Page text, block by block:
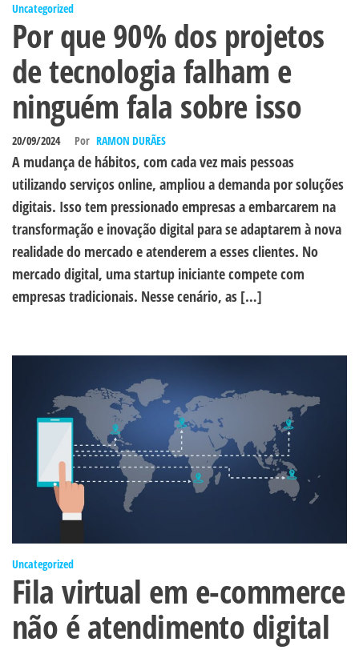
Uncategorized
Por que 90% dos projetos
de tecnologia falham e
ninguém fala sobre isso
20/09/2024 Por RAMON DURÃES
A mudança de hábitos, com cada vez mais pessoas
utilizando serviços online, ampliou a demanda por soluções
digitais. Isso tem pressionado empresas a embarcarem na
transformação e inovação digital para se adaptarem à nova
realidade do mercado e atenderem a esses clientes. No
mercado digital, uma startup iniciante compete com
empresas tradicionais. Nesse cenário, as […]
Uncategorized
Fila virtual em e-commerce
não é atendimento digital